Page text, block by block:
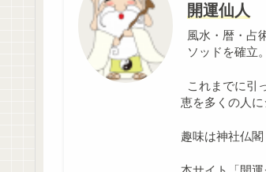
開運仙人
風水・暦・占
ソッドを確立。
これまでに引
恵を多くの人に
趣味は神社仏